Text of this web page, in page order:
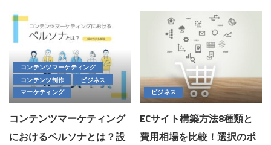
コンテンツマーケティング
コンテンツ制作
ビジネス
マーケティング
コンテンツマーケティング
におけるペルソナとは？設
ビジネス
ECサイト構築方法8種類と
費用相場を比較！選択のポ